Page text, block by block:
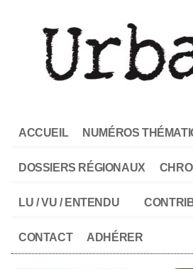
ACCUEIL NUMÉROS
DOSSIERS RÉGIONAUX
LU / VU / ENTENDU
CONTACT ADHÉRER